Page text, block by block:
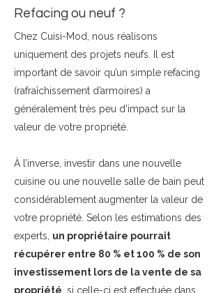
Refacing ou neuf ?
​​Chez Cuisi-Mod, nous réalisons
uniquement des projets neufs. Il est
important de savoir qu’un simple refacing
(rafraîchissement d’armoires) a
généralement très peu d’impact sur la
valeur de votre propriété.
À l’inverse, investir dans une nouvelle
cuisine ou une nouvelle salle de bain peut
considérablement augmenter la valeur de
votre propriété. Selon les estimations des
experts, un propriétaire pourrait
récupérer entre 80 % et 100 % de son
investissement lors de la vente de sa
propriété , si celle-ci est effectuée dans